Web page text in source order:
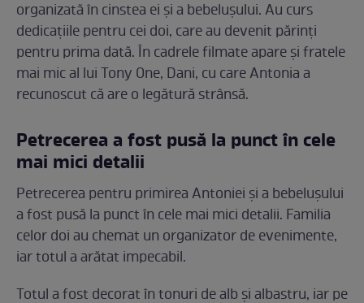
organizată în cinstea ei și a bebelușului. Au curs
dedicațiile pentru cei doi, care au devenit părinți
pentru prima dată. În cadrele filmate apare și fratele
mai mic al lui Tony One, Dani, cu care Antonia a
recunoscut că are o legătură strânsă.
Petrecerea a fost pusă la punct în cele
mai mici detalii
Petrecerea pentru primirea Antoniei și a bebelușului
a fost pusă la punct în cele mai mici detalii. Familia
celor doi au chemat un organizator de evenimente,
iar totul a arătat impecabil.
Totul a fost decorat în tonuri de alb și albastru, iar pe